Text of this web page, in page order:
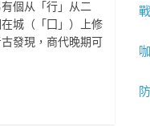
個从「行」从二
城（「囗」）上修
發現，商代晚期可